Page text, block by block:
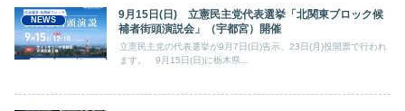
NEWS
9月15日(日) 立憲民主党代表選挙「北関東ブロック候
補者街頭演説会」（宇都宮）開催
立憲民主党の代表選挙が9月7日(日)告示、23日(月)投開票で行われ
ます。 9月15日(日)に栃木県...